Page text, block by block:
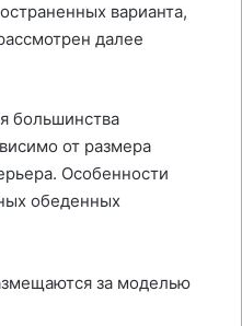
варианта,
далее
большинства
от размера
Особенности
обеденных
за моделью